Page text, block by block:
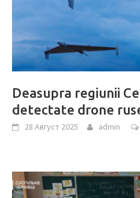
Deasupra regiunii
detectate drone
28 Август 2025 admin